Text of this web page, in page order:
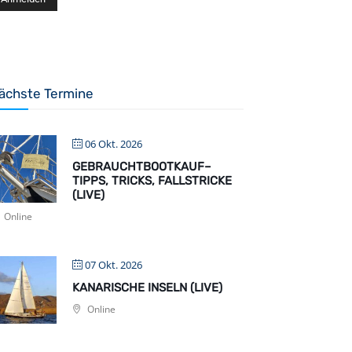
Termine
06 Okt. 2026
GEBRAUCHTBOOTKAUF–
TIPPS, TRICKS, FALLSTRICKE
(LIVE)
Online
07 Okt. 2026
KANARISCHE INSELN (LIVE)
Online